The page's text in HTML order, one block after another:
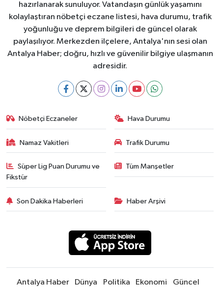
hazırlanarak sunuluyor. Vatandaşın günlük yaşamını
kolaylaştıran nöbetçi eczane listesi, hava durumu, trafik
yoğunluğu ve deprem bilgileri de güncel olarak
paylaşılıyor. Merkezden ilçelere, Antalya'nın sesi olan
Antalya Haber; doğru, hızlı ve güvenilir bilgiye ulaşmanın
adresidir.
Nöbetçi Eczaneler Hava Durumu
Namaz Vakitleri Trafik Durumu
Süper Lig Puan Durumu ve
Fikstür
Tüm Manşetler
Son Dakika Haberleri Haber Arşivi
Antalya Haber Dünya Politika Ekonomi Güncel